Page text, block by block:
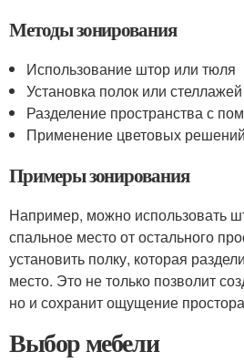
Методы зонирования
Использование штор или тюля
Установка полок или стеллажей
Разделение пространства с
Применение цветовых решений
Примеры зонирования
Например, можно использовать
спальное место от остального
установить полку, которая
место. Это не только позволит
но и сохранит ощущение
Выбор мебели